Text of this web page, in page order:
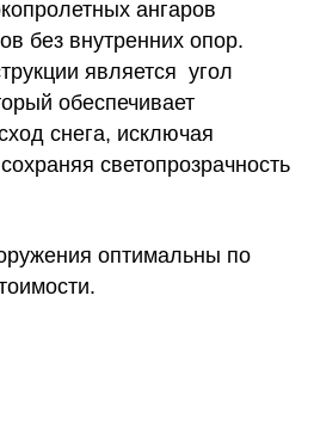
ангаров
без внутренних опор.
является угол
обеспечивает
снега, исключая
светопрозрачность
оптимальны по